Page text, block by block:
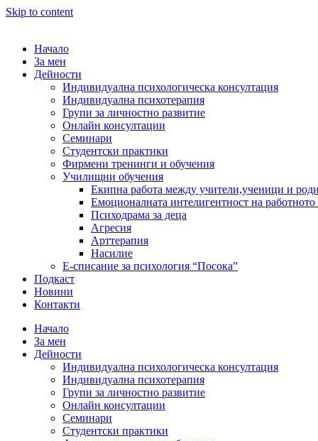
Skip to content
Начало
За мен
Дейности
Индивидуална психологическа консултация
Индивидуална психотерапия
Групи за личностно развитие
Онлайн консултации
Семинари
Студентски практики
Фирмени тренинги и обучения
Училищни обучения
Екипна работа между учители,ученици и
Емоционалната интелигентност на работното
Психодрама за деца
Агресия
Арттерапия
Насилие
Е-списание за психология “Посока”
Подкаст
Новини
Контакти
Начало
За мен
Дейности
Индивидуална психологическа консултация
Индивидуална психотерапия
Групи за личностно развитие
Онлайн консултации
Семинари
Студентски практики